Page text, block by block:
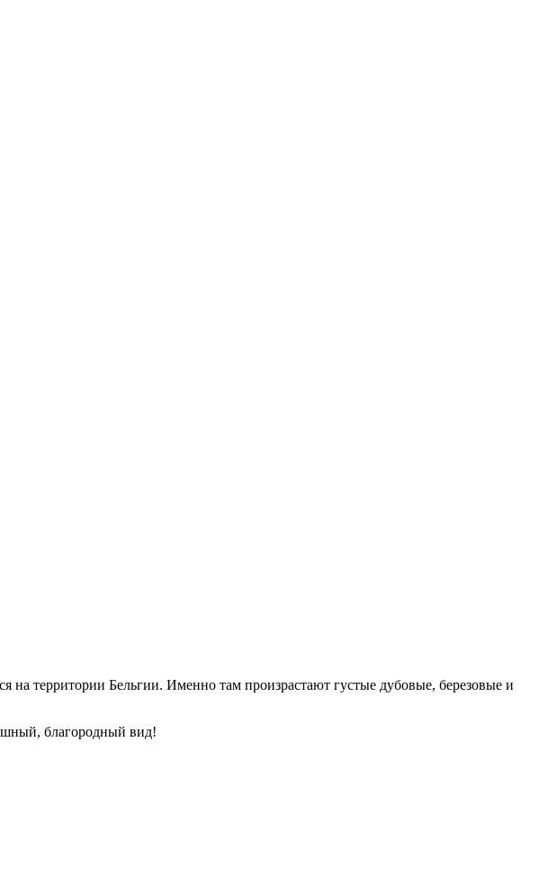
на территории Бельгии. Именно там произрастают густые дубовые, березовые и
благородный вид!